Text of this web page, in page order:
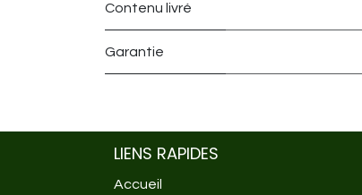
Contenu livré
Garantie
LIENS RAPIDES
Accueil